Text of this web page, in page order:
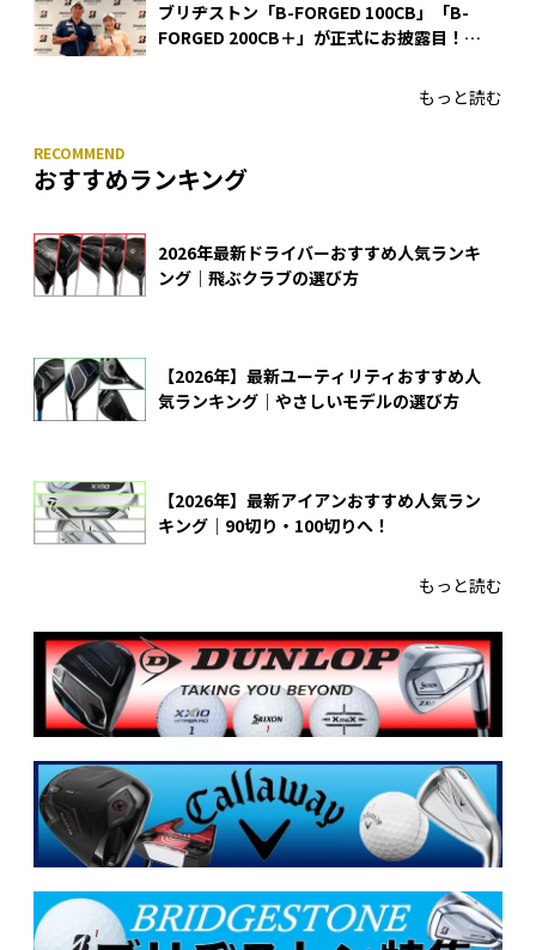
ブリヂストン「B-FORGED 100CB」「B-
FORGED 200CB＋」が正式にお披露目！
もっと読む
おすすめランキング
2026年最新ドライバーおすすめ人気ランキ
ング｜飛ぶクラブの選び方
【2026年】最新ユーティリティおすすめ人
気ランキング｜やさしいモデルの選び方
【2026年】最新アイアンおすすめ人気ラン
キング｜90切り・100切りへ！
もっと読む